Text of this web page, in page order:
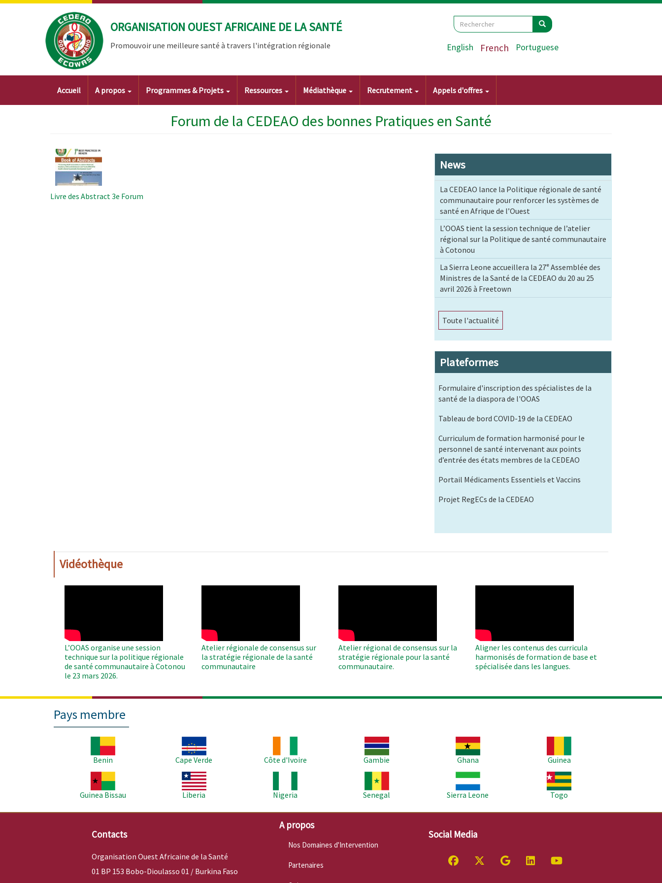
Aller
ORGANISATION OUEST AFRICAINE DE LA SANTÉ
Promouvoir une meilleure santé à travers l'intégration régionale
Search
Rechercher Rechercher
English French Portuguese
Main
navigation
Accueil A propos Programmes & Projets Ressources Médiathèque Recrutement Appels d'offres
Forum de la CEDEAO des bonnes Pratiques en Santé
Image
Livre des Abstract 3e Forum
News
La CEDEAO lance la Politique régionale de santé
communautaire pour renforcer les systèmes de
santé en Afrique de l’Ouest
L’OOAS tient la session technique de l’atelier
régional sur la Politique de santé communautaire
à Cotonou
La Sierra Leone accueillera la 27ᵉ Assemblée des
Ministres de la Santé de la CEDEAO du 20 au 25
avril 2026 à Freetown
Toute l'actualité
Plateformes
Formulaire d'inscription des spécialistes de la
santé de la diaspora de l'OOAS
Tableau de bord COVID-19 de la CEDEAO
Curriculum de formation harmonisé pour le
personnel de santé intervenant aux points
d’entrée des états membres de la CEDEAO
Portail Médicaments Essentiels et Vaccins
Projet RegECs de la CEDEAO
Vidéothèque
L’OOAS organise une session
technique sur la politique régionale
de santé communautaire à Cotonou
le 23 mars 2026.
Atelier régionale de consensus sur
la stratégie régionale de la santé
communautaire
Atelier régional de consensus sur la
stratégie régionale pour la santé
communautaire.
Aligner les contenus des curricula
harmonisés de formation de base et
spécialisée dans les langues.
Pays membre
Benin
Cape Verde
Côte d'Ivoire
Gambie
Ghana
Guinea
Guinea Bissau
Liberia
Nigeria
Senegal
Sierra Leone
Togo
Contacts
Organisation Ouest Africaine de la Santé
01 BP 153 Bobo-Dioulasso 01 / Burkina Faso
A propos
Nos Domaines d'Intervention
Partenaires
Social Media